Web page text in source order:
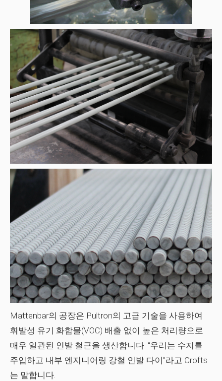
Mattenbar의 공장은 Pultron의 고급 기술을 사용하여
휘발성 유기 화합물(VOC) 배출 없이 높은 처리량으로
매우 일관된 인발 철근을 생산합니다. “우리는 수지를
주입하고 내부 엔지니어링 강철 인발 다이”라고 Crofts
는 말합니다.